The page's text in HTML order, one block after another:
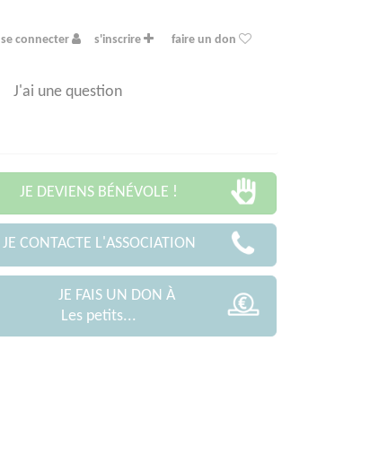
se connecter s'inscrire faire un don
J'ai une question
JE DEVIENS BÉNÉVOLE !
JE CONTACTE L'ASSOCIATION
JE FAIS UN DON À
Les petits...